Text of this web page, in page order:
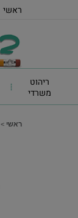
ראשי
ריהוט
משרדי
ראשי >